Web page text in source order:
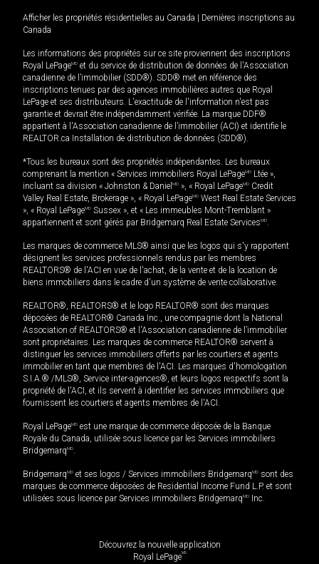
Afficher les propriétés résidentielles au Canada
Dernières inscriptions au
Canada
Les informations des propriétés sur ce site proviennent des inscriptions
Royal LePageMD et du service de distribution de données de l'Association
canadienne de l’immobilier (SDD®). SDD® met en référence des
inscriptions tenues par des agences immobilières autres que Royal
LePage et ses distributeurs. L'exactitude de l'information n'est pas
garantie et devrait être indépendamment vérifiée. La marque DDF®
appartient à l'Association canadienne de l’immobilier (ACI) et identifie le
REALTOR.ca Installation de distribution de données (SDD®).
*Tous les bureaux sont des propriétés indépendantes. Les bureaux
comprenant la mention « Services immobiliers Royal LePageMD Ltée »,
incluant sa division « Johnston & Daniel MD », « Royal LePageMD Credit
Valley Real Estate, Brokerage », « Royal LePageMD West Real Estate Services
», « Royal LePageMD Sussex », et « Les immeubles Mont-Tremblant »
appartiennent et sont gérés par Bridgemarq Real Estate ServicesMD.
Les marques de commerce MLS® ainsi que les logos qui s'y rapportent
désignent les services professionnels rendus par les membres
REALTORS® de l'ACI en vue de l'achat, de la vente et de la location de
biens immobiliers dans le cadre d'un système de vente collaborative.
REALTOR®, REALTORS® et le logo REALTOR® sont des marques
déposées de REALTOR® Canada Inc., une compagnie dont la National
Association of REALTORS® et l'Association canadienne de l’immobilier
sont propriétaires. Les marques de commerce REALTOR® servent à
distinguer les services immobiliers offerts par les courtiers et agents
immobilier en tant que membres de l'ACI. Les marques d'homologation
S.I.A.® /MLS®, Service inter-agences®, et leurs logos respectifs sont la
propriété de l'ACI, et ils servent à identifier les services immobiliers que
fournissent les courtiers et agents membres de l'ACI.
Royal LePageMD est une marque de commerce déposée de la Banque
Royale du Canada, utilisée sous licence par les Services immobiliers
BridgemarqMD.
BridgemarqMD et ses logos / Services immobiliers BridgemarqMD sont des
marques de commerce déposées de Residential Income Fund L.P. et sont
utilisées sous licence par Services immobiliers BridgemarqMD Inc.
Découvrez la nouvelle application
Royal LePageMD